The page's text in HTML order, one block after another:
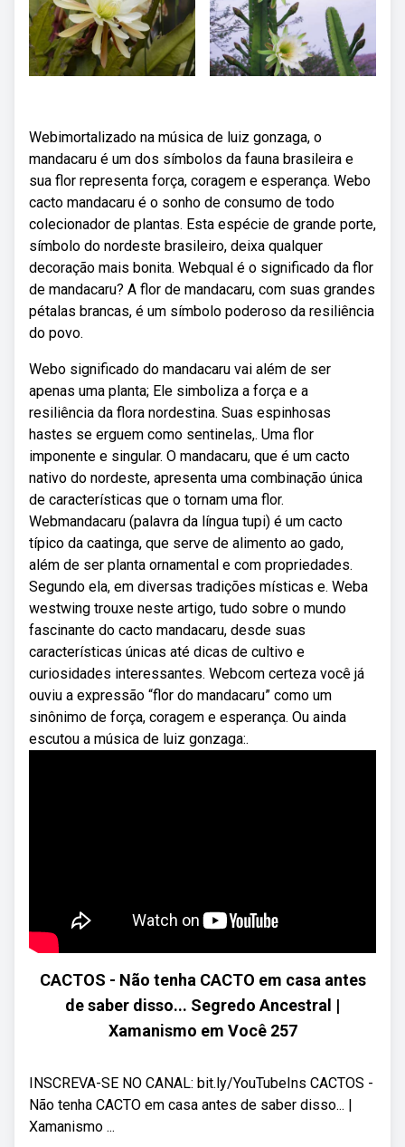
Webimortalizado na música de luiz gonzaga, o
mandacaru é um dos símbolos da fauna brasileira e
sua flor representa força, coragem e esperança. Webo
cacto mandacaru é o sonho de consumo de todo
colecionador de plantas. Esta espécie de grande porte,
símbolo do nordeste brasileiro, deixa qualquer
decoração mais bonita. Webqual é o significado da flor
de mandacaru? A flor de mandacaru, com suas grandes
pétalas brancas, é um símbolo poderoso da resiliência
do povo.
Webo significado do mandacaru vai além de ser
apenas uma planta; Ele simboliza a força e a
resiliência da flora nordestina. Suas espinhosas
hastes se erguem como sentinelas,. Uma flor
imponente e singular. O mandacaru, que é um cacto
nativo do nordeste, apresenta uma combinação única
de características que o tornam uma flor.
Webmandacaru (palavra da língua tupi) é um cacto
típico da caatinga, que serve de alimento ao gado,
além de ser planta ornamental e com propriedades.
Segundo ela, em diversas tradições místicas e. Weba
westwing trouxe neste artigo, tudo sobre o mundo
fascinante do cacto mandacaru, desde suas
características únicas até dicas de cultivo e
curiosidades interessantes. Webcom certeza você já
ouviu a expressão “flor do mandacaru” como um
sinônimo de força, coragem e esperança. Ou ainda
escutou a música de luiz gonzaga:.
CACTOS - Não tenha CACTO em casa antes
de saber disso... Segredo Ancestral |
Xamanismo em Você 257
INSCREVA-SE NO CANAL: bit.ly/YouTubeIns CACTOS -
Não tenha CACTO em casa antes de saber disso... |
Xamanismo ...